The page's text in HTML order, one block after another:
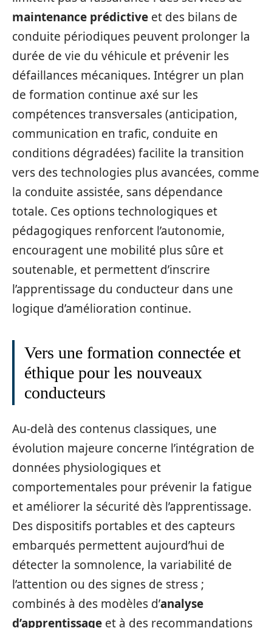
maintenance prédictive et des bilans de
conduite périodiques peuvent prolonger la
durée de vie du véhicule et prévenir les
défaillances mécaniques. Intégrer un plan
de formation continue axé sur les
compétences transversales (anticipation,
communication en trafic, conduite en
conditions dégradées) facilite la transition
vers des technologies plus avancées, comme
la conduite assistée, sans dépendance
totale. Ces options technologiques et
pédagogiques renforcent l’autonomie,
encouragent une mobilité plus sûre et
soutenable, et permettent d’inscrire
l’apprentissage du conducteur dans une
logique d’amélioration continue.
Vers une formation connectée et
éthique pour les nouveaux
conducteurs
Au-delà des contenus classiques, une
évolution majeure concerne l’intégration de
données physiologiques et
comportementales pour prévenir la fatigue
et améliorer la sécurité dès l’apprentissage.
Des dispositifs portables et des capteurs
embarqués permettent aujourd’hui de
détecter la somnolence, la variabilité de
l’attention ou des signes de stress ;
combinés à des modèles d’analyse
d’apprentissage et à des recommandations